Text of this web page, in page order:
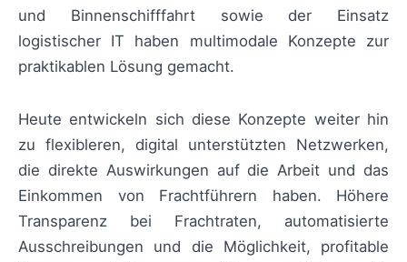
und Binnenschifffahrt sowie der Einsatz
logistischer IT haben multimodale Konzepte zur
praktikablen Lösung gemacht.
Heute entwickeln sich diese Konzepte weiter hin
zu flexibleren, digital unterstützten Netzwerken,
die direkte Auswirkungen auf die Arbeit und das
Einkommen von Frachtführern haben. Höhere
Transparenz bei Frachtraten, automatisierte
Ausschreibungen und die Möglichkeit, profitable